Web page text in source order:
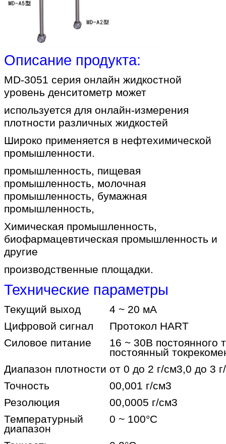
Описание продукта:
MD-3051 серия онлайн жидкостной
уровень денситометр может
используется для онлайн-измерения
плотности различных жидкостей
Широко применяется в нефтехимической
промышленности.
промышленность, пищевая
промышленность, молочная
промышленность, бумажная
промышленность,
Химическая промышленность,
биофармацевтическая промышленность и
другие
производственные площадки.
Технические параметры
Текущий выход
4 ~ 20 мА
Цифровой сигнал
Протокол HART
Силовое питание
16 ~ 30В постоянного
постоянный ток
Диапазон плотности от 0 до 2 г/см3,0 до 3
Точность
00,001 г/см3
Резолюция
00,0005 г/см3
Температурный
диапазон
0 ~ 100°C